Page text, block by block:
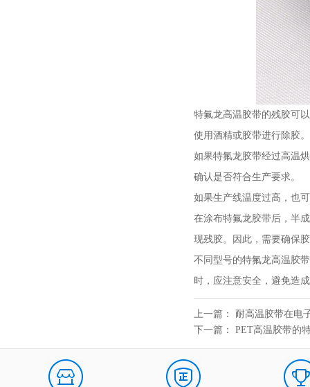
特氟龙高温胶带的残胶可
使用酒精或胶带进行除胶
如果特氟龙胶带经过高温
确认是否符合生产要求。
如果生产线温度过高，也
在涂布特氟龙胶带后，半
现残胶。因此，需要确保
不同型号的特氟龙高温胶
时，应注意安全，避免造
上一篇： 耐高温胶带在电
下一篇： PET高温胶带的